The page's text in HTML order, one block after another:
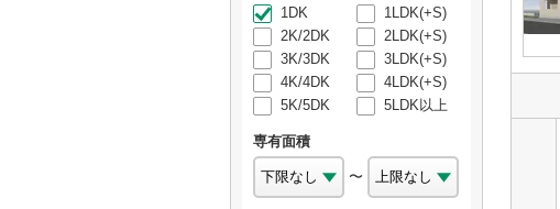
1DK
1LDK(+S)
2K/2DK
2LDK(+S)
3K/3DK
3LDK(+S)
4K/4DK
4LDK(+S)
5K/5DK
5LDK以上
専有面積
〜